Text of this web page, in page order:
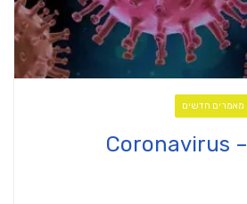
מאמרים חדשים
מה זה קורונה Coronavirus –